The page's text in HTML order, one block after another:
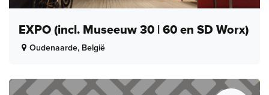
EXPO (incl. Museeuw 30 | 60 en SD Worx)
Oudenaarde, België